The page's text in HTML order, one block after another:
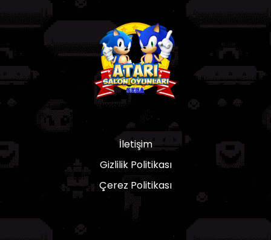
İletişim
Gizlilik Politikası
Çerez Politikası